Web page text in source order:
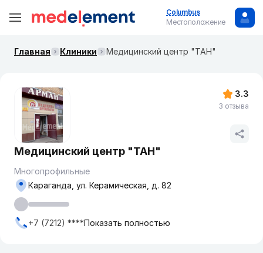
Columbus
Местоположение
Главная Клиники Медицинский центр "ТАН"
Медицинский центр "ТАН"
Многопрофильные
Караганда, ул. Керамическая, д. 82
+7 (7212) ****Показать полностью
3.3
3 отзыва